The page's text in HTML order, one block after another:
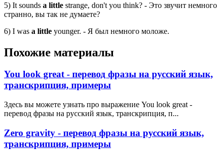
5) It sounds a little strange, don't you think? - Это звучит немного
странно, вы так не думаете?
6) I was a little younger. - Я был немного моложе.
Похожие материалы
You look great - перевод фразы на русский язык,
транскрипция, примеры
Здесь вы можете узнать про выражение You look great -
перевод фразы на русский язык, транскрипция, п...
Zero gravity - перевод фразы на русский язык,
транскрипция, примеры